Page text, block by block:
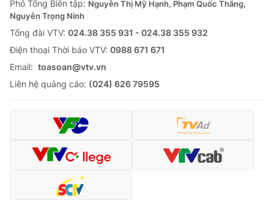
Phó Tổng Biên tập: Nguyễn Thị Mỹ Hạnh, Phạm Quốc Thắng,
Nguyễn Trọng Ninh
Tổng đài VTV: 024.38 355 931 - 024.38 355 932
Ðiện thoại Thời báo VTV: 0988 671 671
Email: toasoan@vtv.vn
Liên hệ quảng cáo: (024) 626 79595